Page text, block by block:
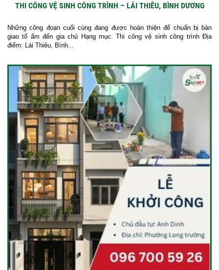
THI CÔNG VỆ SINH CÔNG TRÌNH – LÁI THIÊU, BÌNH DƯƠNG
Những công đoạn cuối cùng đang được hoàn thiện để chuẩn bị bàn
giao tổ ấm đến gia chủ Hạng mục: Thi công vệ sinh công trình Địa
điểm: Lái Thiêu, Bình...